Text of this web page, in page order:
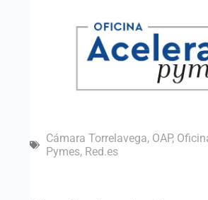
Cámara Torrelavega, OAP,
Pymes, Red.es